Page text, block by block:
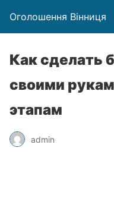
Оголошення Вінниця
Как сделать
своими
этапам
admin